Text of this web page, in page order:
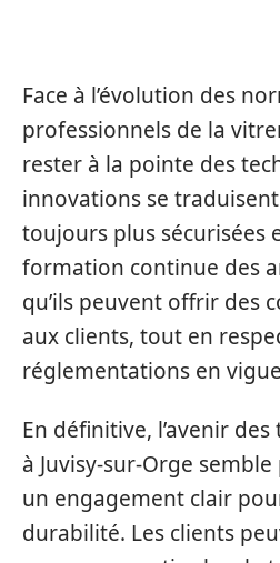
Face à l’évolution des
professionnels de la
rester à la pointe des
innovations se
toujours plus sécurisées
formation continue des
qu’ils peuvent offrir des
aux clients, tout en
réglementations en
En définitive, l’avenir
à Juvisy-sur-Orge
un engagement clair
durabilité. Les clients